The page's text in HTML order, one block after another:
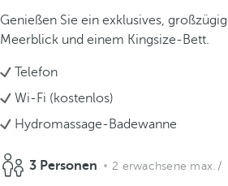
Genießen Sie ein exklusives,
Meerblick und einem Kingsize-Bett.
Telefon
Wi-Fi (kostenlos)
Hydromassage-Badewanne
3 Personen 2 erwachsene max. /